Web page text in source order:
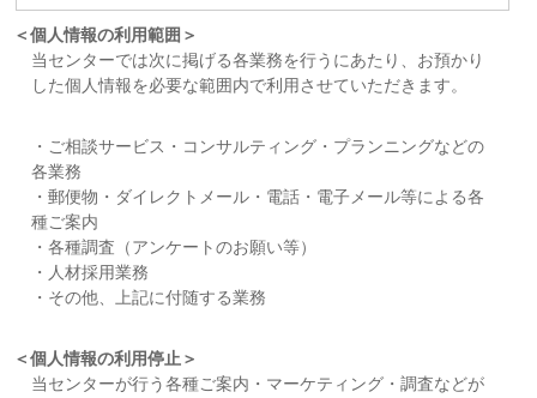
＜個人情報の利用範囲＞
当センターでは次に掲げる各業務を行うにあたり、お預かり
した個人情報を必要な範囲内で利用させていただきます。
・ご相談サービス・コンサルティング・プランニングなどの
各業務
・郵便物・ダイレクトメール・電話・電子メール等による各
種ご案内
・各種調査（アンケートのお願い等）
・人材採用業務
・その他、上記に付随する業務
＜個人情報の利用停止＞
当センターが行う各種ご案内・マーケティング・調査などが